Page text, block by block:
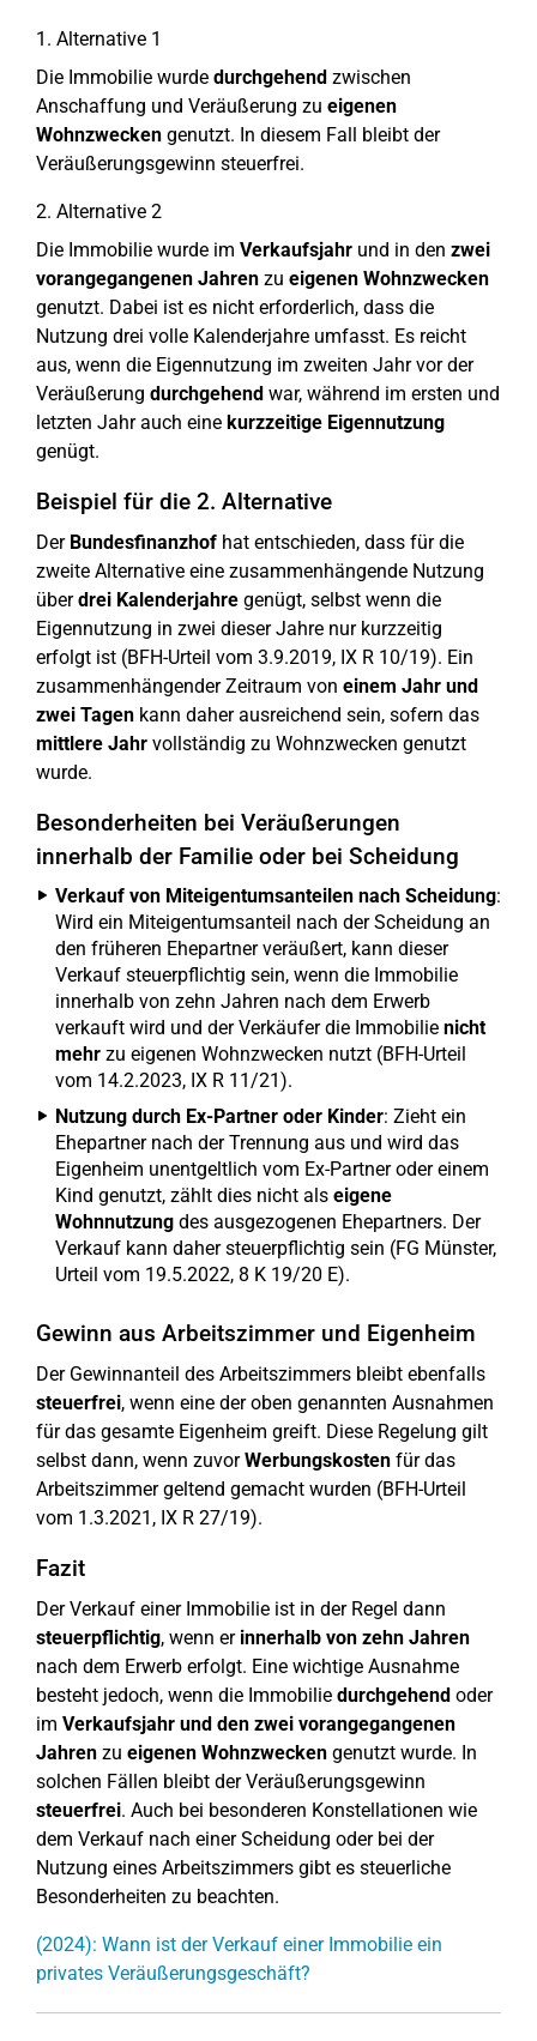
1. Alternative 1
Die Immobilie wurde durchgehend zwischen
Anschaffung und Veräußerung zu eigenen
Wohnzwecken genutzt. In diesem Fall bleibt der
Veräußerungsgewinn steuerfrei.
2. Alternative 2
Die Immobilie wurde im Verkaufsjahr und in den zwei
vorangegangenen Jahren zu eigenen Wohnzwecken
genutzt. Dabei ist es nicht erforderlich, dass die
Nutzung drei volle Kalenderjahre umfasst. Es reicht
aus, wenn die Eigennutzung im zweiten Jahr vor der
Veräußerung durchgehend war, während im ersten und
letzten Jahr auch eine kurzzeitige Eigennutzung
genügt.
Beispiel für die 2. Alternative
Der Bundesfinanzhof hat entschieden, dass für die
zweite Alternative eine zusammenhängende Nutzung
überdrei Kalenderjahre genügt, selbst wenn die
Eigennutzung in zwei dieser Jahre nur kurzzeitig
erfolgt ist (BFH-Urteil vom 3.9.2019, IX R 10/19). Ein
zusammenhängender Zeitraum von einem Jahr und
zwei Tagen kann daher ausreichend sein, sofern das
mittlere Jahr vollständig zu Wohnzwecken genutzt
wurde.
Besonderheiten bei Veräußerungen
innerhalb der Familie oder bei Scheidung
Verkauf von Miteigentumsanteilen nach Scheidung:
Wird ein Miteigentumsanteil nach der Scheidung an
den früheren Ehepartner veräußert, kann dieser
Verkauf steuerpflichtig sein, wenn die Immobilie
innerhalb von zehn Jahren nach dem Erwerb
verkauft wird und der Verkäufer die Immobilie nicht
mehr zu eigenen Wohnzwecken nutzt (BFH-Urteil
vom 14.2.2023, IX R 11/21).
Nutzung durch Ex-Partner oder Kinder: Zieht ein
Ehepartner nach der Trennung aus und wird das
Eigenheim unentgeltlich vom Ex-Partner oder einem
Kind genutzt, zählt dies nicht als eigene
Wohnnutzung des ausgezogenen Ehepartners. Der
Verkauf kann daher steuerpflichtig sein (FG Münster,
Urteil vom 19.5.2022, 8 K 19/20 E).
Gewinn aus Arbeitszimmer und Eigenheim
Der Gewinnanteil des Arbeitszimmers bleibt ebenfalls
steuerfrei, wenn eine der oben genannten Ausnahmen
für das gesamte Eigenheim greift. Diese Regelung gilt
selbst dann, wenn zuvorWerbungskosten für das
Arbeitszimmer geltend gemacht wurden (BFH-Urteil
vom 1.3.2021, IX R 27/19).
Fazit
Der Verkauf einer Immobilie ist in der Regel dann
steuerpflichtig, wenn er innerhalb von zehn Jahren
nach dem Erwerb erfolgt. Eine wichtige Ausnahme
besteht jedoch, wenn die Immobilie durchgehend oder
im Verkaufsjahr und den zwei vorangegangenen
Jahren zu eigenen Wohnzwecken genutzt wurde. In
solchen Fällen bleibt der Veräußerungsgewinn
steuerfrei. Auch bei besonderen Konstellationen wie
dem Verkauf nach einer Scheidung oder bei der
Nutzung eines Arbeitszimmers gibt es steuerliche
Besonderheiten zu beachten.
(2024): Wann ist der Verkauf einer Immobilie ein
privates Veräußerungsgeschäft?